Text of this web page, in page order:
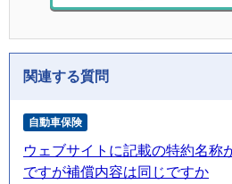
関連する質問
自動車保険
ウェブサイトに記載の特約名称
ですが補償内容は同じですか